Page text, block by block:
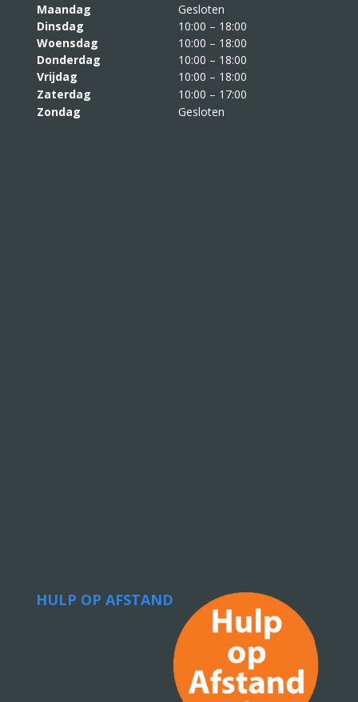
Maandag
Gesloten
Dinsdag
10:00 – 18:00
Woensdag
10:00 – 18:00
Donderdag
10:00 – 18:00
Vrijdag
10:00 – 18:00
Zaterdag
10:00 – 17:00
Zondag
Gesloten
HULP OP AFSTAND